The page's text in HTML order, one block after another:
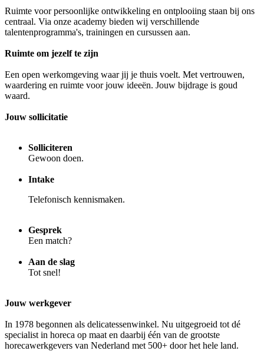
Ruimte voor persoonlijke ontwikkeling en ontplooiing staan bij ons
centraal. Via onze academy bieden wij verschillende
talentenprogramma's, trainingen en cursussen aan.
Ruimte om jezelf te zijn
Een open werkomgeving waar jij je thuis voelt. Met vertrouwen,
waardering en ruimte voor jouw ideeën. Jouw bijdrage is goud
waard.
Jouw sollicitatie
Solliciteren
Gewoon doen.
Intake
Telefonisch kennismaken.
Gesprek
Een match?
Aan de slag
Tot snel!
Jouw werkgever
In 1978 begonnen als delicatessenwinkel. Nu uitgegroeid tot dé
specialist in horeca op maat en daarbij één van de grootste
horecawerkgevers van Nederland met 500+ door het hele land.